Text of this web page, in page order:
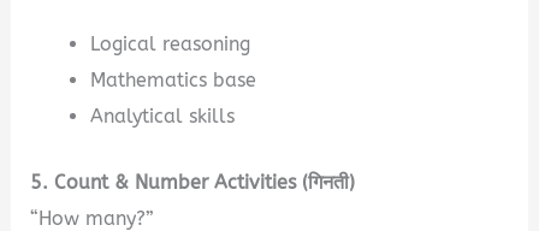
Logical reasoning
Mathematics base
Analytical skills
5. Count & Number Activities (गिनती)
“How many?”